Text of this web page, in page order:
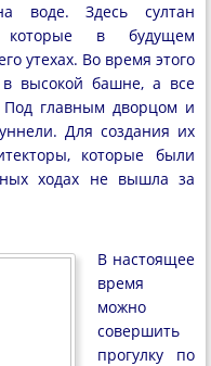
воде. Здесь султан
которые в будущем
утехах. Во время этого
в высокой башне, а все
Под главным дворцом и
Для создания их
которые были
ходах не вышла за
В настоящее
время
можно
совершить
прогулку по